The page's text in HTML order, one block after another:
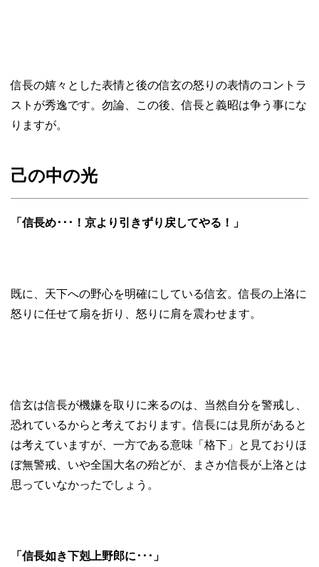
信長の嬉々とした表情と後の信玄の怒りの表情のコントラ
ストが秀逸です。勿論、この後、信長と義昭は争う事にな
りますが。
己の中の光
「信長め･･･！京より引きずり戻してやる！」
既に、天下への野心を明確にしている信玄。信長の上洛に
怒りに任せて扇を折り、怒りに肩を震わせます。
信玄は信長が機嫌を取りに来るのは、当然自分を警戒し、
恐れているからと考えております。信長には見所があると
は考えていますが、一方である意味「格下」と見ておりほ
ぼ無警戒、いや全国大名の殆どが、まさか信長が上洛とは
思っていなかったでしょう。
「信長如き下剋上野郎に･･･」